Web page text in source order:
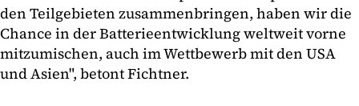
den Teilgebieten zusammenbringen, haben wir die
Chance in der Batterieentwicklung weltweit vorne
mitzumischen, auch im Wettbewerb mit den USA
und Asien", betont Fichtner.